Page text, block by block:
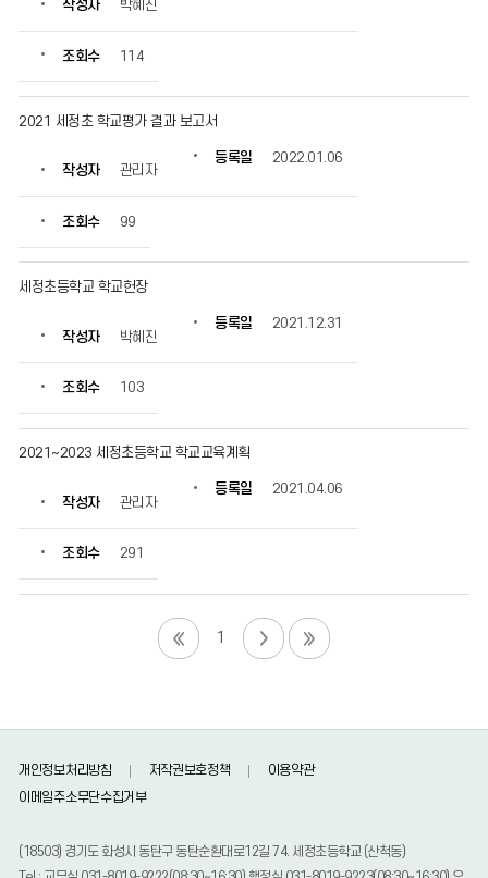
작성자 박혜진
조회수 114
2021 세정초 학교평가 결과 보고서
작성자 관리자
등록일 2022.01.06
조회수 99
세정초등학교 학교헌장
작성자 박혜진
등록일 2021.12.31
조회수 103
2021~2023 세정초등학교 학교교육계획
작성자 관리자
등록일 2021.04.06
조회수 291
1
개인정보처리방침 저작권보호정책
이용약관
이메일주소무단수집거부
(18503) 경기도 화성시 동탄구 동탄순환대로12길 74. 세정초등학교 (산척동)